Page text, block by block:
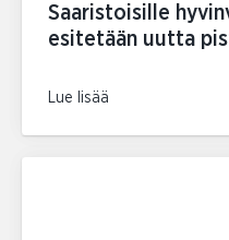
Saaristoisille
esitetään uutta
Lue lisää